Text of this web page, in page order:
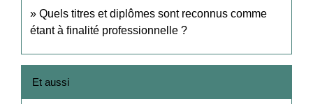
Quels titres et diplômes sont reconnus comme
étant à finalité professionnelle ?
Et aussi